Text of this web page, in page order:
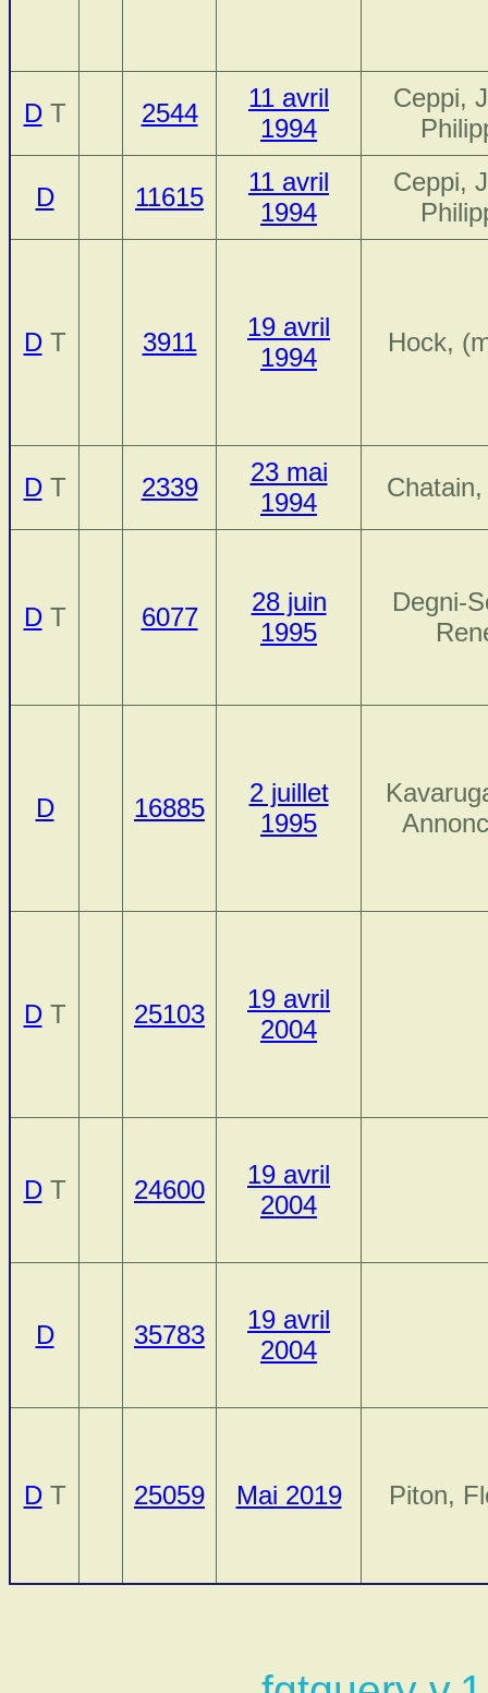
DT 2544
11 avril
1994
Ceppi,
D 11615
11 avril
1994
Ceppi,
DT 3911
19 avril
1994
Hock,
DT 2339
23 mai
1994
DT 6077
28 juin
1995
Degni-
D 16885
2 juillet
1995
DT 25103
19 avril
2004
DT 24600
19 avril
2004
D 35783
19 avril
2004
DT 25059 Mai 2019 Piton,